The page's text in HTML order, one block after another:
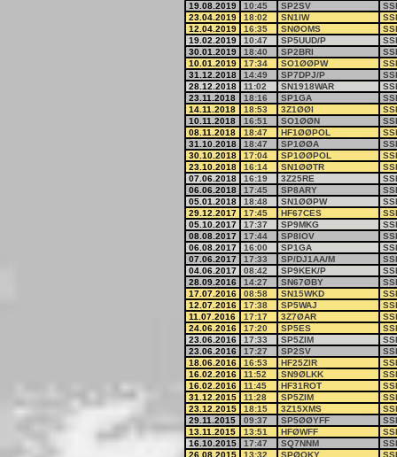
19.08.2019
10:45 SP2SV
23.04.2019
18:02 SN1IW
12.04.2019
16:35 SNØOMS
19.02.2019
10:47 SP5UUD/P
30.01.2019
18:40 SP2BRI
10.01.2019
17:34 SO1ØØPW
31.12.2018
14:49 SP7DPJ/P
28.12.2018
11:02 SN1918WAR
23.11.2018
18:16 SP1GA
14.11.2018
18:53 3Z1ØØI
10.11.2018
16:51 SO1ØØN
08.11.2018
18:47 HF1ØØPOL
31.10.2018
18:47 SP1ØØA
30.10.2018
17:04 SP1ØØPOL
23.10.2018
16:14 SN1ØØTR
07.06.2018
16:19 3Z25RE
06.06.2018
17:45 SP8ARY
05.01.2018
18:48 SN1ØØPW
29.12.2017
17:45 HF67CES
05.10.2017
17:37 SP9MKG
08.08.2017
17:44 SP8IOV
06.08.2017
16:00 SP1GA
07.06.2017
17:33 SP/DJ1AA/M
04.06.2017
08:42 SP9KEK/P
28.09.2016
14:27 SN67ØBY
17.07.2016
08:58 SN15WKD
12.07.2016
17:38 SP5WAJ
11.07.2016
17:17 3Z7ØAR
24.06.2016
17:20 SP5ES
23.06.2016
17:33 SP5ZIM
23.06.2016
17:27 SP2SV
18.06.2016
16:53 HF25ZIR
16.02.2016
11:52 SN9ØLKK
16.02.2016
11:45 HF31ROT
31.12.2015
11:28 SP5ZIM
23.12.2015
18:15 3Z15XMS
29.11.2015
09:37 SP5ØØYFF
13.11.2015
13:51 HFØWFF
16.10.2015
17:47 SQ7NNM
26.08.2015
13:32 SPØOKY